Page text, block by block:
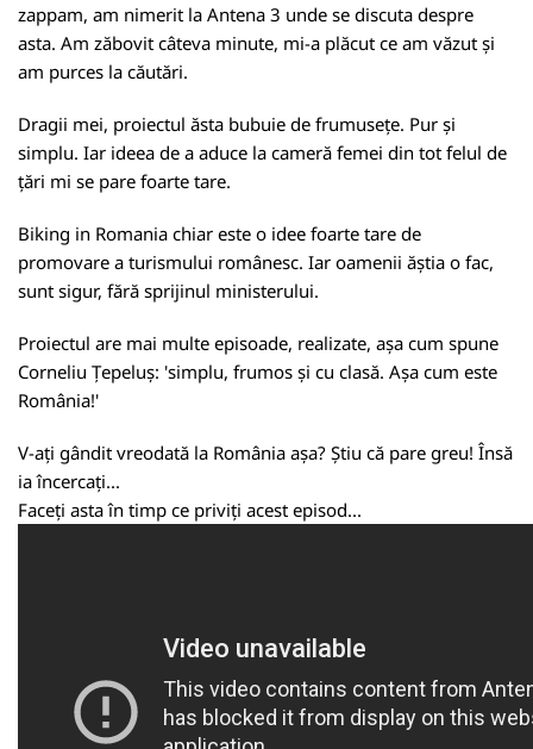
zappam, am nimerit la Antena 3 unde se discuta despre
asta. Am zăbovit câteva minute, mi-a plăcut ce am văzut și
am purces la căutări.
Dragii mei, proiectul ăsta bubuie de frumusețe. Pur și
simplu. Iar ideea de a aduce la cameră femei din tot felul de
țări mi se pare foarte tare.
Biking in Romania chiar este o idee foarte tare de
promovare a turismului românesc. Iar oamenii ăștia o fac,
sunt sigur, fără sprijinul ministerului.
Proiectul are mai multe episoade, realizate, așa cum spune
Corneliu Țepeluș: 'simplu, frumos și cu clasă. Așa cum este
România!'
V-ați gândit vreodată la România așa? Știu că pare greu! Însă
ia încercați...
Faceți asta în timp ce priviți acest episod...